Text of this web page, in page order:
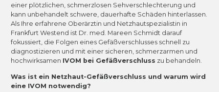
einer plötzlichen, schmerzlosen Sehverschlechterung und
kann unbehandelt schwere, dauerhafte Schäden hinterlassen.
Als Ihre erfahrene Oberärztin und Netzhautspezialistin in
Frankfurt Westend ist Dr. med. Mareen Schmidt darauf
fokussiert, die Folgen eines Gefäßverschlusses schnell zu
diagnostizieren und mit einer sicheren, schmerzarmen und
hochwirksamen IVOM bei Gefäßverschluss zu behandeln.
Was ist ein Netzhaut-Gefäßverschluss und warum wird
eine IVOM notwendig?